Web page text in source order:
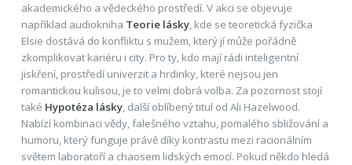
akademického a vědeckého prostředí. V akci se objevuje
například audiokniha Teorie lásky, kde se teoretická fyzička
Elsie dostává do konfliktu s mužem, který jí může pořádně
zkomplikovat kariéru i city. Pro ty, kdo mají rádi inteligentní
jiskření, prostředí univerzit a hrdinky, které nejsou jen
romantickou kulisou, je to velmi dobrá volba. Za pozornost stojí
také Hypotéza lásky, další oblíbený titul od Ali Hazelwood.
Nabízí kombinaci vědy, falešného vztahu, pomalého sbližování a
humoru, který funguje právě díky kontrastu mezi racionálním
světem laboratoří a chaosem lidských emocí. Pokud někdo hledá